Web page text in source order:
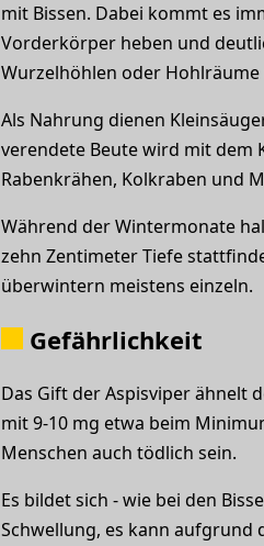
mit Bissen. Dabei kommt es
Vorderkörper heben und
Wurzelhöhlen oder
Als Nahrung dienen
verendete Beute wird mit dem
Rabenkrähen, Kolkraben und
Während der Wintermonate
zehn Zentimeter Tiefe
überwintern meistens einzeln.
Gefährlichkeit
Das Gift der Aspisviper ähnelt
mit 9-10 mg etwa beim
Menschen auch tödlich sein.
Es bildet sich - wie bei den
Schwellung, es kann aufgrund